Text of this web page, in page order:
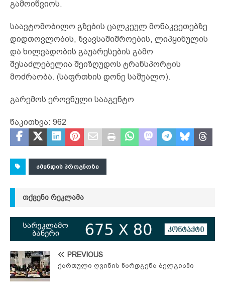
გამოიწვიოს.
საავტომობილო გზების ცალკეულ მონაკვეთებზე
დიდთოვლობის, ზვავსაშიშროების, ლიპყინულის
და ხილვადობის გაუარესების გამო
შესაძლებელია შეიზღუდოს ტრანსპორტის
მოძრაობა. (საფრთხის დონე საშუალო).
გარემოს ეროვნული სააგენტო
წაკითხვა: 962
ᲐᲛᲘᲜᲓᲘᲡ ᲞᲠᲝᲒᲜᲝᲖᲘ
ᲗᲥᲕᲔᲜᲘ ᲠᲔᲙᲚᲐᲛᲐ
PREVIOUS
ქართული ღვინის წარდგენა ბელგიაში